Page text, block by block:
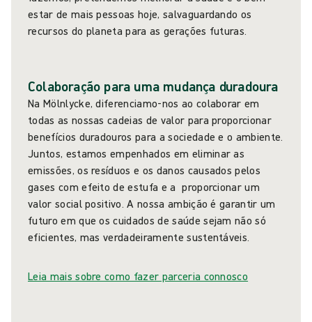
estar de mais pessoas hoje, salvaguardando os
recursos do planeta para as gerações futuras.
Colaboração para uma mudança duradoura
Na Mölnlycke, diferenciamo-nos ao colaborar em
todas as nossas cadeias de valor para proporcionar
benefícios duradouros para a sociedade e o ambiente.
Juntos, estamos empenhados em eliminar as
emissões, os resíduos e os danos causados pelos
gases com efeito de estufa e a proporcionar um
valor social positivo. A nossa ambição é garantir um
futuro em que os cuidados de saúde sejam não só
eficientes, mas verdadeiramente sustentáveis.
Leia mais sobre como fazer parceria connosco